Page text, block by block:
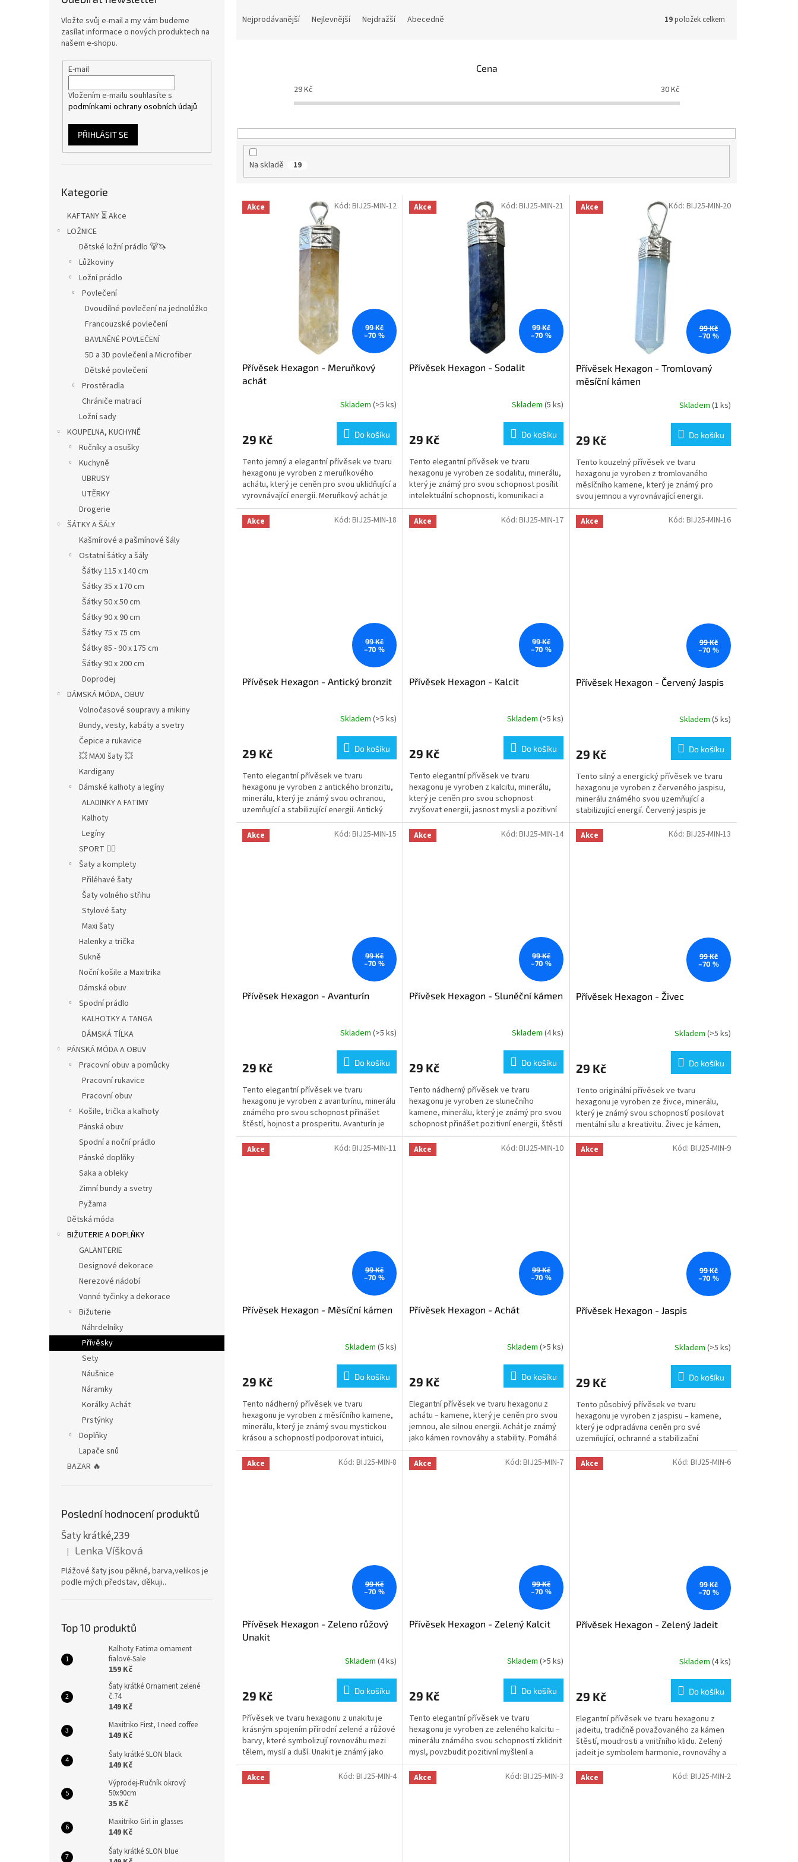
Vložte svůj e-mail a my vám budeme
zasílat informace o nových produktech na
našem e-shopu.
E-mail
Vložením e-mailu souhlasíte s
podmínkami ochrany osobních údajů
PŘIHLÁSIT SE
kategorie
Kategorie
KAFTANY ⏳ Akce
LOŽNICE
Dětské ložní prádlo 🐻🦄
Lůžkoviny
Ložní prádlo
Povlečení
Dvoudílné povlečení na jednolůžko
Francouzské povlečení
BAVLNĚNÉ POVLEČENÍ
5D a 3D povlečení a Microfiber
Dětské povlečení
Prostěradla
Chrániče matrací
Ložní sady
KOUPELNA, KUCHYNĚ
Ručníky a osušky
Kuchyně
UBRUSY
UTĚRKY
Drogerie
ŠÁTKY A ŠÁLY
Kašmírové a pašmínové šály
Ostatní šátky a šály
Šátky 115 x 140 cm
Šátky 35 x 170 cm
Šátky 50 x 50 cm
Šátky 90 x 90 cm
Šátky 75 x 75 cm
Šátky 85 - 90 x 175 cm
Šátky 90 x 200 cm
Doprodej
DÁMSKÁ MÓDA, OBUV
Volnočasové soupravy a mikiny
Bundy, vesty, kabáty a svetry
Čepice a rukavice
💥 MAXI šaty 💥
Kardigany
Dámské kalhoty a legíny
ALADINKY A FATIMY
Kalhoty
Legíny
SPORT 🤸‍♂️
Šaty a komplety
Přiléhavé šaty
Šaty volného střihu
Stylové šaty
Maxi šaty
Halenky a trička
Sukně
Noční košile a Maxitrika
Dámská obuv
Spodní prádlo
KALHOTKY A TANGA
DÁMSKÁ TÍLKA
PÁNSKÁ MÓDA A OBUV
Pracovní obuv a pomůcky
Pracovní rukavice
Pracovní obuv
Košile, trička a kalhoty
Pánská obuv
Spodní a noční prádlo
Pánské doplňky
Saka a obleky
Zimní bundy a svetry
Pyžama
Dětská móda
BIŽUTERIE A DOPLŇKY
GALANTERIE
Designové dekorace
Nerezové nádobí
Vonné tyčinky a dekorace
Bižuterie
Náhrdelníky
Přívěsky
Sety
Náušnice
Náramky
Korálky Achát
Prstýnky
Doplňky
Lapače snů
BAZAR 🔥
Poslední hodnocení produktů
Šaty krátké,239
Hodnocení produktu je 5 z 5 hvězdiček.
| Lenka Víšková
Plážové šaty jsou pěkné, barva,velikos je
podle mých představ, děkuji..
Top 10 produktů
Kalhoty Fatima ornament
fialové-Sale
159 Kč
Šaty krátké Ornament zelené
č.74
149 Kč
Maxitriko First, I need coffee
149 Kč
Šaty krátké SLON black
149 Kč
Výprodej-Ručník okrový
50x90cm
35 Kč
Maxitriko Girl in glasses
149 Kč
Šaty krátké SLON blue
u
Nejprodávanější Nejlevnější Nejdražší Abecedně 19položek celkem
Cena
29Kč 30Kč
Na skladě 19
V Akce
99 Kč
–70 %
Přívěsek Hexagon - Meruňkový
achát
Skladem (>5 ks)
29 Kč Do košíku
Tento jemný a elegantní přívěsek ve tvaru
hexagonu je vyroben z meruňkového
achátu, který je ceněn pro svou uklidňující a
vyrovnávající energii. Meruňkový achát je
známý pro své...
Kód: BIJ25-MIN-12 Akce
99 Kč
–70 %
Přívěsek Hexagon - Sodalit
Skladem (5 ks)
29 Kč Do košíku
Tento elegantní přívěsek ve tvaru
hexagonu je vyroben ze sodalitu, minerálu,
který je známý pro svou schopnost posílit
intelektuální schopnosti, komunikaci a
vnitřní klid....
Kód: BIJ25-MIN-21 Akce
99 Kč
–70 %
Přívěsek Hexagon - Tromlovaný
měsíční kámen
Skladem (1 ks)
29 Kč Do košíku
Tento kouzelný přívěsek ve tvaru
hexagonu je vyroben z tromlovaného
měsíčního kamene, který je známý pro
svou jemnou a vyrovnávající energii.
Měsíční kámen je symbolem intuice,...
Kód: BIJ25-MIN-20
Akce
99 Kč
–70 %
Přívěsek Hexagon - Antický bronzit
je
z
5
hvězdiček.
Skladem (>5 ks)
29 Kč Do košíku
Tento elegantní přívěsek ve tvaru
hexagonu je vyroben z antického bronzitu,
minerálu, který je známý svou ochranou,
uzemňující a stabilizující energií. Antický
bronzit pomáhá...
Kód: BIJ25-MIN-18 Akce
99 Kč
–70 %
Přívěsek Hexagon - Kalcit
Skladem (>5 ks)
29 Kč Do košíku
Tento elegantní přívěsek ve tvaru
hexagonu je vyroben z kalcitu, minerálu,
který je ceněn pro svou schopnost
zvyšovat energii, jasnost mysli a pozitivní
přístup. Kalcit pomáhá...
Kód: BIJ25-MIN-17 Akce
99 Kč
–70 %
Přívěsek Hexagon - Červený Jaspis
Skladem (5 ks)
29 Kč Do košíku
Tento silný a energický přívěsek ve tvaru
hexagonu je vyroben z červeného jaspisu,
minerálu známého svou uzemňující a
stabilizující energií. Červený jaspis je
symbolem síly,...
Kód: BIJ25-MIN-16
Akce
99 Kč
–70 %
Přívěsek Hexagon - Avanturín
Skladem (>5 ks)
29 Kč Do košíku
Tento elegantní přívěsek ve tvaru
hexagonu je vyroben z avanturínu, minerálu
známého pro svou schopnost přinášet
štěstí, hojnost a prosperitu. Avanturín je
považován za kámen...
Kód: BIJ25-MIN-15 Akce
99 Kč
–70 %
Přívěsek Hexagon - Sluněční kámen
Skladem (4 ks)
29 Kč Do košíku
Tento nádherný přívěsek ve tvaru
hexagonu je vyroben ze slunečního
kamene, minerálu, který je známý pro svou
schopnost přinášet pozitivní energii, štěstí
a radost. Sluneční...
Kód: BIJ25-MIN-14 Akce
99 Kč
–70 %
Přívěsek Hexagon - Živec
Skladem (>5 ks)
29 Kč Do košíku
Tento originální přívěsek ve tvaru
hexagonu je vyroben ze živce, minerálu,
který je známý svou schopností posilovat
mentální sílu a kreativitu. Živec je kámen,
který pomáhá při...
Kód: BIJ25-MIN-13
Akce
99 Kč
–70 %
Přívěsek Hexagon - Měsíční kámen
Skladem (5 ks)
29 Kč Do košíku
Tento nádherný přívěsek ve tvaru
hexagonu je vyroben z měsíčního kamene,
minerálu, který je známý svou mystickou
krásou a schopností podporovat intuici,
emoční rovnováhu a...
Kód: BIJ25-MIN-11 Akce
99 Kč
–70 %
Přívěsek Hexagon - Achát
Skladem (>5 ks)
29 Kč Do košíku
Elegantní přívěsek ve tvaru hexagonu z
achátu – kamene, který je ceněn pro svou
jemnou, ale silnou energii. Achát je známý
jako kámen rovnováhy a stability. Pomáhá
harmonizovat...
Kód: BIJ25-MIN-10 Akce
99 Kč
–70 %
Přívěsek Hexagon - Jaspis
Skladem (>5 ks)
29 Kč Do košíku
Tento působivý přívěsek ve tvaru
hexagonu je vyroben z jaspisu – kamene,
který je odpradávna ceněn pro své
uzemňující, ochranné a stabilizační
vlastnosti. Jaspis podporuje...
Kód: BIJ25-MIN-9
Akce
99 Kč
–70 %
Přívěsek Hexagon - Zeleno růžový
Unakit
Skladem (4 ks)
29 Kč Do košíku
Přívěsek ve tvaru hexagonu z unakitu je
krásným spojením přírodní zelené a růžové
barvy, které symbolizují rovnováhu mezi
tělem, myslí a duší. Unakit je známý jako
kámen...
Kód: BIJ25-MIN-8 Akce
99 Kč
–70 %
Přívěsek Hexagon - Zelený Kalcit
Skladem (>5 ks)
29 Kč Do košíku
Tento elegantní přívěsek ve tvaru
hexagonu je vyroben ze zeleného kalcitu –
minerálu známého svou schopností zklidnit
mysl, povzbudit pozitivní myšlení a
podpořit emocionální...
Kód: BIJ25-MIN-7 Akce
99 Kč
–70 %
Přívěsek Hexagon - Zelený Jadeit
Skladem (4 ks)
29 Kč Do košíku
Elegantní přívěsek ve tvaru hexagonu z
jadeitu, tradičně považovaného za kámen
štěstí, moudrosti a vnitřního klidu. Zelený
jadeit je symbolem harmonie, rovnováhy a
ochrany –...
Kód: BIJ25-MIN-6
Akce Kód: BIJ25-MIN-4 Akce Kód: BIJ25-MIN-3 Akce Kód: BIJ25-MIN-2